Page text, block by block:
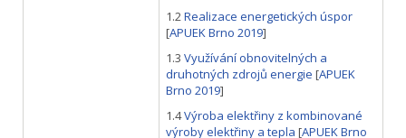
1.2Realizace energetických úspor
[APUEK Brno 2019]
1.3 Využívání obnovitelných a
druhotných zdrojů energie [APUEK
Brno 2019]
1.4Výroba elektřiny z kombinované
výroby elektřiny a tepla [APUEK Brno